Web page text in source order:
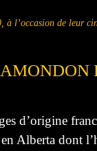
à l’occasion de leur
d’origine
Alberta dont